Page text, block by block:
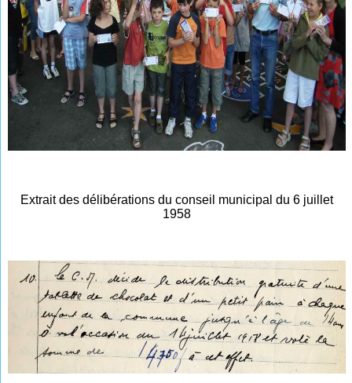
Extrait des délibérations du conseil municipal du 6 juillet
1958